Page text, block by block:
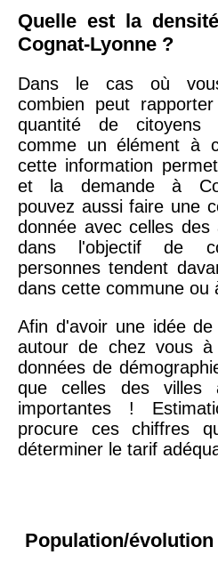
Quelle est la
Cognat-Lyonne ?
Dans le cas où
combien peut
quantité de citoyens
comme un élément à
cette information
et la demande à
pouvez aussi faire une
donnée avec celles des
dans l'objectif de
personnes tendent
dans cette commune ou
Afin d'avoir une idée
autour de chez vous à
données de
que celles des villes
importantes !
procure ces chiffres
déterminer le tarif
Population/